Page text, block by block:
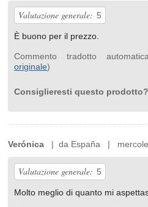
Valutazione generale: 5
È buono per il prezzo.
Commento tradotto
originale)
Consiglieresti questo prodotto?
Verónica | da España |
Valutazione generale: 5
Molto meglio di quanto mi